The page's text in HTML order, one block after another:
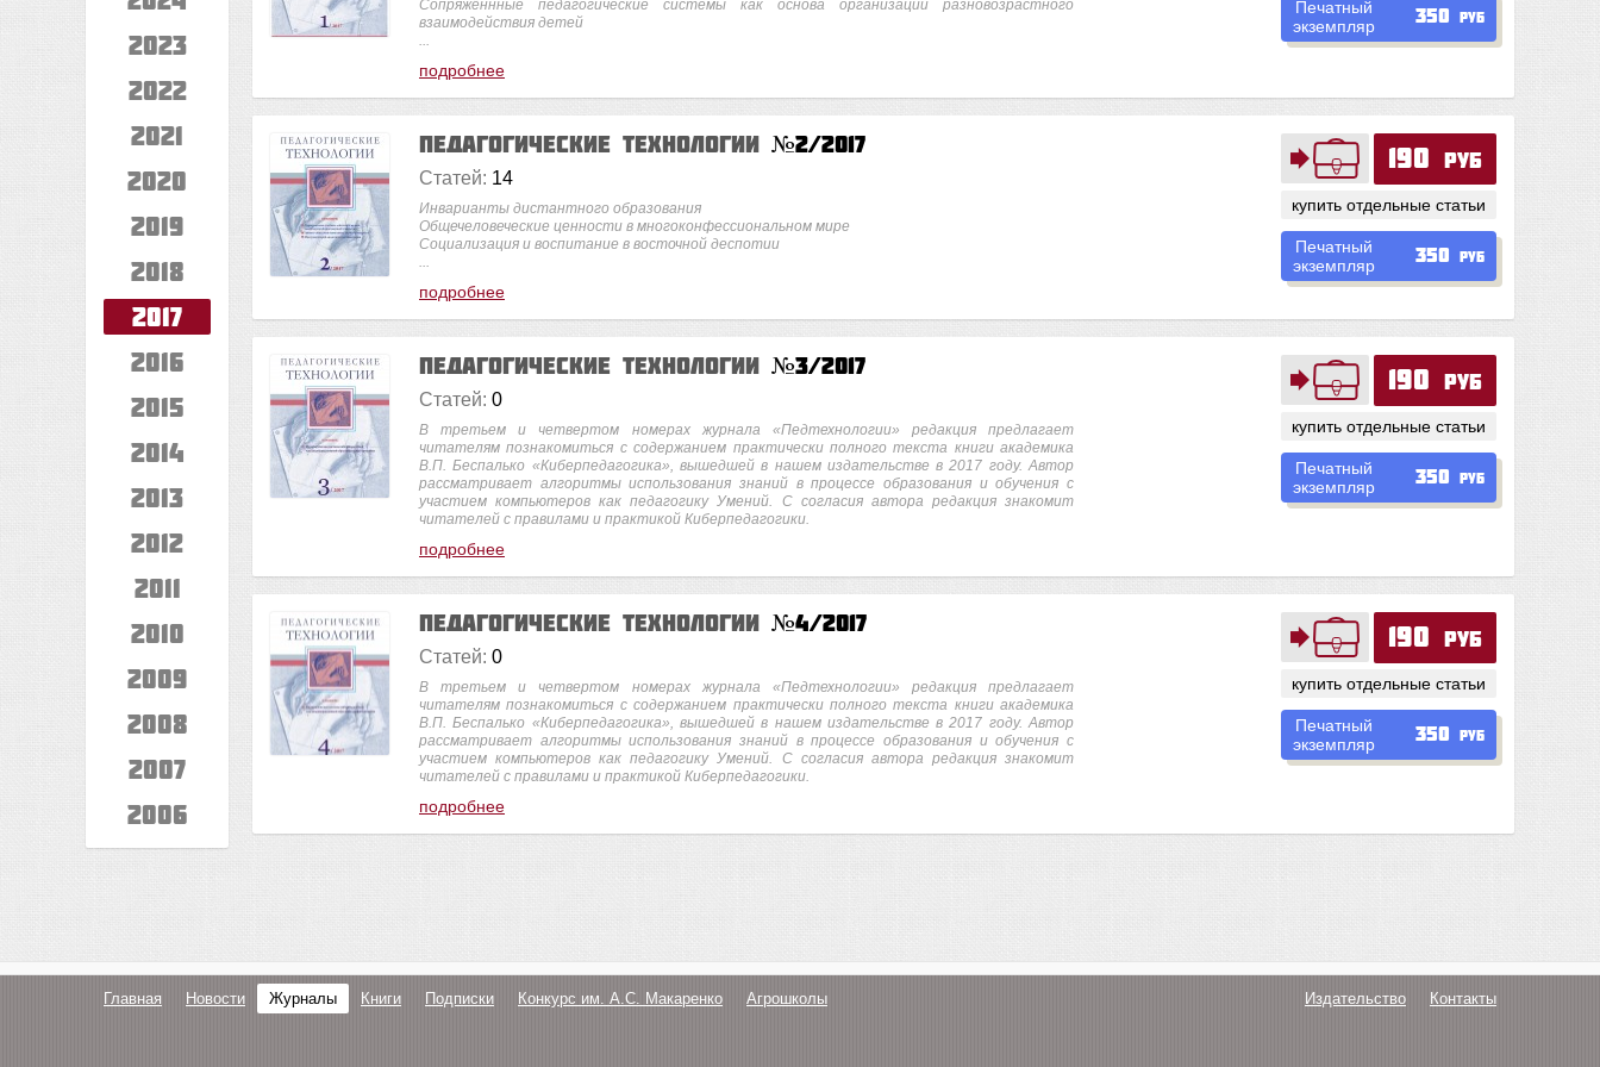
2023
2022
2021
2020
2019
2018
2017
2016
2015
2014
2013
2012
2011
2010
2009
2008
2007
2006
Печатный
экземпляр
350 руб
Сопряжённные педагогические системы как основа организации разновозрастного
взаимодействия детей
подробнее
190 руб
купить отдельные статьи
Печатный
экземпляр
350 руб
Педагогические технологии №2/2017
Статей: 14
Инварианты дистантного образования
Общечеловеческие ценности в многоконфессиональном мире
Социализация и воспитание в восточной деспотии
подробнее
190 руб
купить отдельные статьи
Печатный
экземпляр
350 руб
Педагогические технологии №3/2017
Статей: 0
В третьем и четвертом номерах журнала «Педтехнологии» редакция предлагает
читателям познакомиться с содержанием практически полного текста книги академика
В.П. Беспалько «Киберпедагогика», вышедшей в нашем издательстве в 2017 году. Автор
рассматривает алгоритмы использования знаний в процессе образования и обучения с
участием компьютеров как педагогику Умений. С согласия автора редакция знакомит
читателей с правилами и практикой Киберпедагогики.
подробнее
190 руб
купить отдельные статьи
Печатный
экземпляр
350 руб
Педагогические технологии №4/2017
Статей: 0
В третьем и четвертом номерах журнала «Педтехнологии» редакция предлагает
читателям познакомиться с содержанием практически полного текста книги академика
В.П. Беспалько «Киберпедагогика», вышедшей в нашем издательстве в 2017 году. Автор
рассматривает алгоритмы использования знаний в процессе образования и обучения с
участием компьютеров как педагогику Умений. С согласия автора редакция знакомит
читателей с правилами и практикой Киберпедагогики.
подробнее
Главная Новости Журналы Книги Подписки Конкурс им. А.С. Макаренко Агрошколы Издательство Контакты